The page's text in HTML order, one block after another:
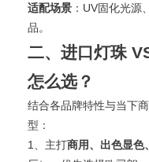
适配场景 ：UV固化光源
品。
二、进口灯珠
怎么选？
结合各品牌特性与当下
型：
1、主打商用、出色显色